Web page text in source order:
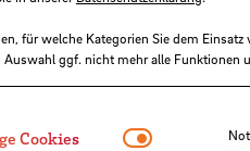
zur
für welche Kategorien Sie dem
Auswahl ggf. nicht mehr alle Funktionen
Cookies